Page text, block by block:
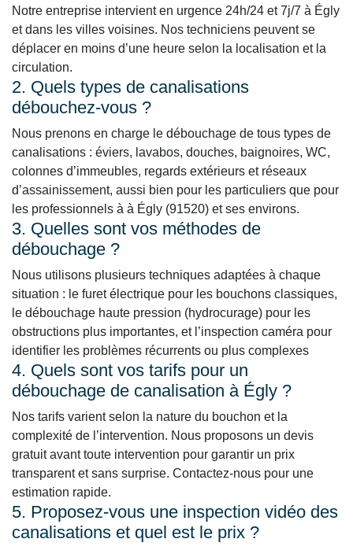
Notre entreprise intervient en urgence 24h/24 et 7j/7 à Égly
et dans les villes voisines. Nos techniciens peuvent se
déplacer en moins d’une heure selon la localisation et la
circulation.
2. Quels types de canalisations
débouchez-vous ?
Nous prenons en charge le débouchage de tous types de
canalisations : éviers, lavabos, douches, baignoires, WC,
colonnes d’immeubles, regards extérieurs et réseaux
d’assainissement, aussi bien pour les particuliers que pour
les professionnels à à Égly (91520) et ses environs.
3. Quelles sont vos méthodes de
débouchage ?
Nous utilisons plusieurs techniques adaptées à chaque
situation : le furet électrique pour les bouchons classiques,
le débouchage haute pression (hydrocurage) pour les
obstructions plus importantes, et l’inspection caméra pour
identifier les problèmes récurrents ou plus complexes
4. Quels sont vos tarifs pour un
débouchage de canalisation à Égly ?
Nos tarifs varient selon la nature du bouchon et la
complexité de l’intervention. Nous proposons un devis
gratuit avant toute intervention pour garantir un prix
transparent et sans surprise. Contactez-nous pour une
estimation rapide.
5. Proposez-vous une inspection vidéo des
canalisations et quel est le prix ?